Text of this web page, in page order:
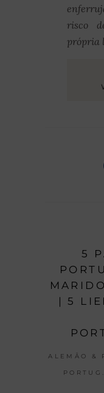
risco
própria
5
| 5
ALEMÃO &
PORTUG.